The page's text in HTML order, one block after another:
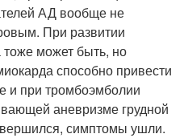
АД вообще не
При развитии
может быть, но
способно привести
и при тромбоэмболии
аневризме грудной
симптомы ушли.